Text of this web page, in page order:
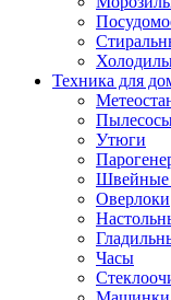
Техника для
Утюги
Оверлоки
Часы